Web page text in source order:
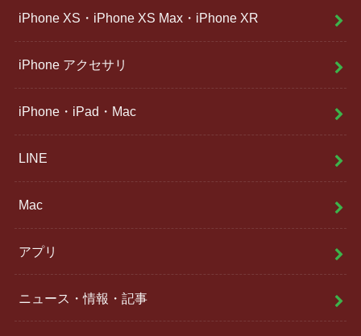
iPhone XS・iPhone XS Max・iPhone XR
iPhone アクセサリ
iPhone・iPad・Mac
LINE
Mac
アプリ
ニュース・情報・記事